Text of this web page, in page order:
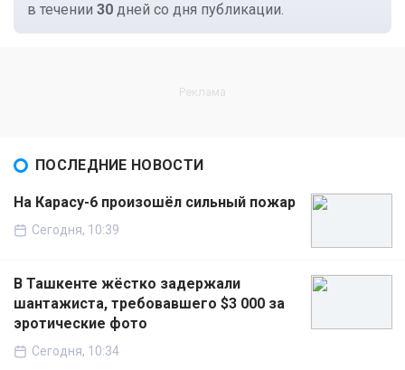
в течении 30 дней со дня публикации.
ПОСЛЕДНИЕ НОВОСТИ
На Карасу-6 произошёл сильный пожар
Сегодня, 10:39
В Ташкенте жёстко задержали
шантажиста, требовавшего $3 000 за
эротические фото
Сегодня, 10:34